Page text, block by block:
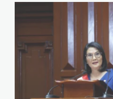
keiko
agencia